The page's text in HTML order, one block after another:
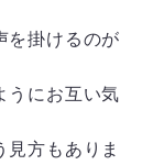
を掛けるのが
うにお互い気
方もありま